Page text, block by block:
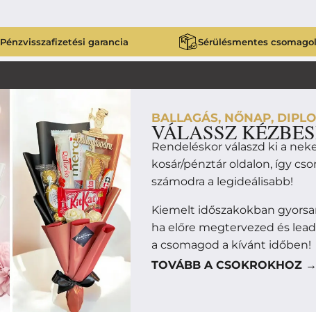
Pénzvisszafizetési garancia Sérülésmentes
BALLAGÁS, NŐNAP,
VÁLASSZ
Rendeléskor válaszd ki a
kosár/pénztár oldalon, így
számodra a legideálisabb!
Kiemelt időszakokban
ha előre megtervezed és
a csomagod a kívánt időben!
TOVÁBB A CSOKROKHOZ →